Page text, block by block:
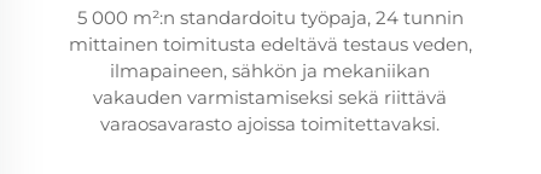
5 000 m²:n standardoitu työpaja, 24 tunnin
mittainen toimitusta edeltävä testaus veden,
ilmapaineen, sähkön ja mekaniikan
vakauden varmistamiseksi sekä riittävä
varaosavarasto ajoissa toimitettavaksi.